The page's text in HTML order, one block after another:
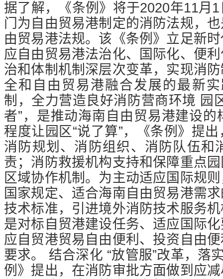
据了解，《条例》将于2020年11月
门为自由贸易港制定的消防法规，
由贸易港法规。该《条例》立足新
应自由贸易港法治化、国际化、便
治和体制机制深层次变革，实现消
全和自由贸易港融合发展的最新
制，全力营造良好消防营商环境 园
者”，是推动海南自由贸易港建设
程度让园区“说了算”，《条例》提
消防规划、消防组织、消防队伍和
责；消防救援机构支持和保障重点
区域协作机制。为主动适应国际规
国家规定、适合海南自由贸易港需
技术标准，引进境外消防技术服务
是对标自贸港建设任务、适应国际
应自贸港贸易自由便利、投资自由
要求。 结合深化 “放管服”改革，落
例》提出，在消防审批方面做到应